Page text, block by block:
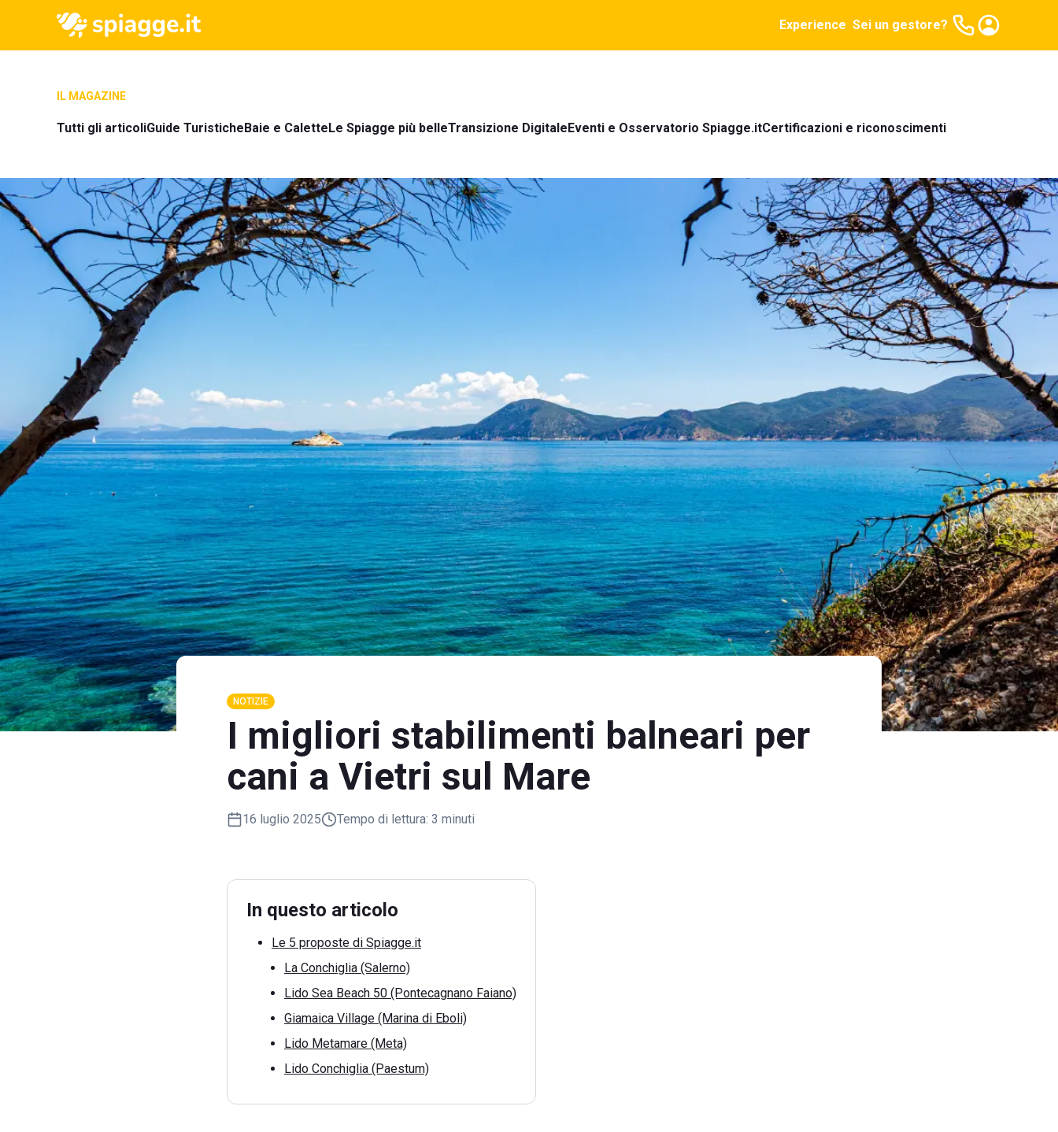
Experience Sei un gestore?
IL MAGAZINE
Tutti gli articoliGuide TuristicheBaie e CaletteLe Spiagge più belleTransizione DigitaleEventi e Osservatorio Spiagge.itCertificazioni e riconoscimenti
NOTIZIE
I migliori stabilimenti balneari per
cani a Vietri sul Mare
16 luglio 2025 Tempo di lettura: 3 minuti
In questo articolo
Le 5 proposte di Spiagge.it
La Conchiglia (Salerno)
Lido Sea Beach 50 (Pontecagnano Faiano)
Giamaica Village (Marina di Eboli)
Lido Metamare (Meta)
Lido Conchiglia (Paestum)